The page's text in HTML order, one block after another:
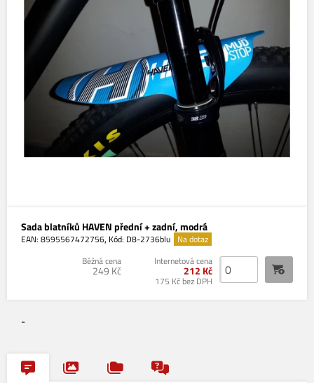
Sada blatníků HAVEN přední + zadní, modrá
EAN: 8595567472756, Kód: D8-2736blu Na dotaz
Běžná cena
249 Kč
Internetová cena
212 Kč
175 Kč bez DPH
-